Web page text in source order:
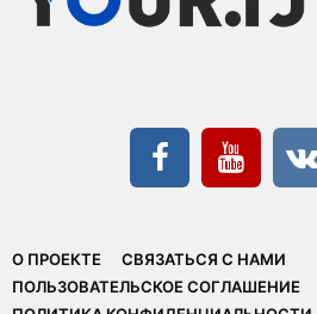
О ПРОЕКТЕ
СВЯЗАТЬСЯ С НАМИ
ПОЛЬЗОВАТЕЛЬСКОЕ СОГЛАШЕНИЕ